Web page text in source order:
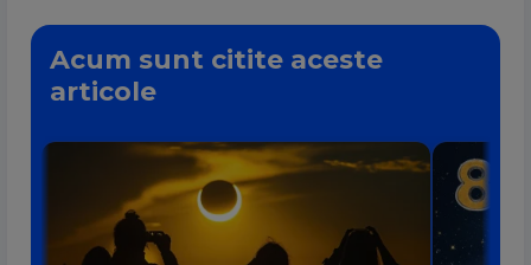
Acum sunt citite aceste
articole